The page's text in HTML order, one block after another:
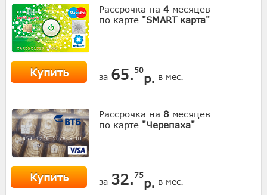
Рассрочка на 4 месяцев
по карте "SMART карта"
Купить за 65. 50
р. в мес.
Рассрочка на 8 месяцев
по карте "Черепаха"
Купить за 32. 75
р. в мес.